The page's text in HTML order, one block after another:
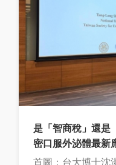
是「智商稅」還是
密口服外泌體最新
首圖：台大博士沈